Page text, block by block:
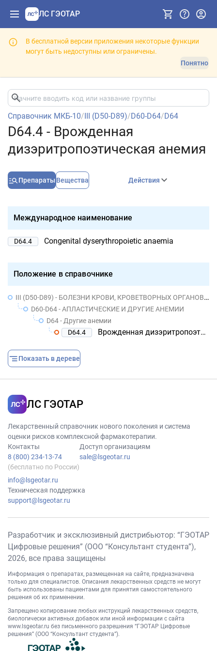
ЛС ГЭОТАР
В бесплатной версии приложения некоторые функции
могут быть недоступны или ограничены.
Понятно
Справочник МКБ-10/III (D50-D89)/D60-D64/D64
D64.4 - Врожденная
дизэритропоэтическая анемия
Препараты Вещества Действия
Международное наименование
D64.4 Congenital dyserythropoietic anaemia
Положение в справочнике
III (D50-D89) - БОЛЕЗНИ КРОВИ, КРОВЕТВОРНЫХ ОРГАНОВ И ОТДЕЛЬНЫЕ НАРУШЕНИЯ, ВОВЛЕКАЮЩИЕ ИММУННЫЙ МЕХАНИЗМ
D60-D64 - АПЛАСТИЧЕСКИЕ И ДРУГИЕ АНЕМИИ
D64 - Другие анемии
D64.4
Врожденная дизэритропоэтическая анемия
Показать в дереве
ЛС ГЭОТАР
Лекарственный справочник нового поколения и система
оценки рисков комплексной фармакотерапии.
Контакты
8 (800) 234-13-74
(бесплатно по России)
info@lsgeotar.ru
Доступ организациям
sale@lsgeotar.ru
Техническая поддержка
support@lsgeotar.ru
Разработчик и эксклюзивный дистрибьютор: “ГЭОТАР
Цифровые решения” (ООО “Консультант студента”),
2026, все права защищены
Информация о препаратах, размещенная на сайте, предназначена
только для специалистов. Описания лекарственных средств не могут
быть использованы пациентами для принятия самостоятельного
решения об их применении.
Запрещено копирование любых инструкций лекарственных средств,
биологически активных добавок или иной информации с сайта
www.lsgeotar.ru без письменного разрешения “ГЭОТАР Цифровые
решения” (ООО “Консультант студента”).